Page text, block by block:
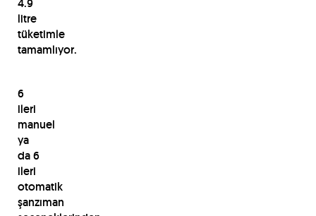
4.9
litre
tüketimle
tamamlıyor.
6
ileri
manuel
ya
da 6
ileri
otomatik
şanzıman